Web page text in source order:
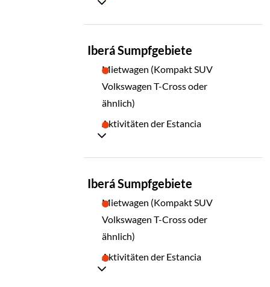
Iberá Sumpfgebiete
Mietwagen (Kompakt SUV
Volkswagen T-Cross oder
ähnlich)
Aktivitäten der Estancia
Iberá Sumpfgebiete
Mietwagen (Kompakt SUV
Volkswagen T-Cross oder
ähnlich)
Aktivitäten der Estancia